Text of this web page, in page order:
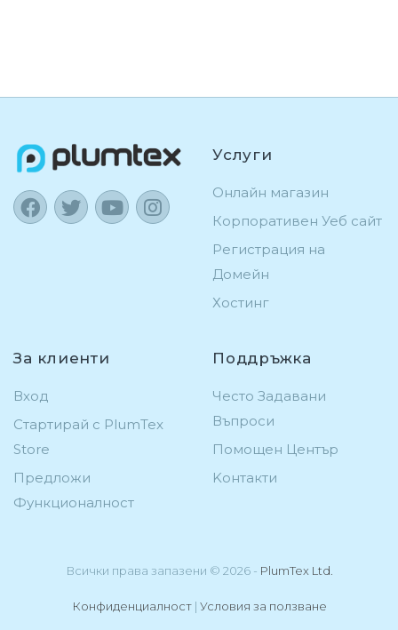
Услуги
Онлайн магазин
Корпоративен Уеб сайт
Регистрация на
Домейн
Хостинг
За клиенти
Вход
Стартирай с PlumTex
Store
Предложи
Функционалност
Поддръжка
Често Задавани
Въпроси
Помощен Център
Kонтакти
Всички права запазени © 2026 - PlumTex Ltd.
Конфиденциалност| Условия за ползване